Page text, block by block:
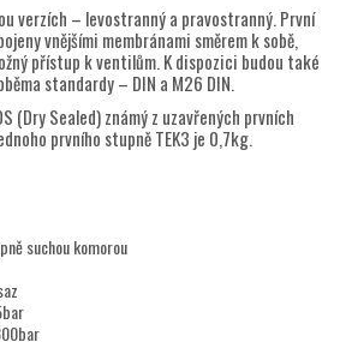
verzích – levostranný a pravostranný. První
vnějšími membránami směrem k sobě,
přístup k ventilům. K dispozici budou také
standardy – DIN a M26 DIN.
(Dry Sealed) známý z uzavřených prvních
prvního stupně TEK3 je 0,7kg.
suchou komorou